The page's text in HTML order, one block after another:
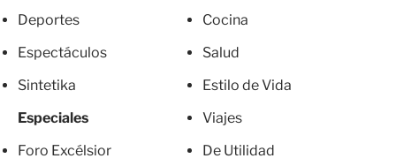
Deportes
Espectáculos
Sintetika
Especiales
Foro Excélsior
Cocina
Salud
Estilo de Vida
Viajes
De Utilidad